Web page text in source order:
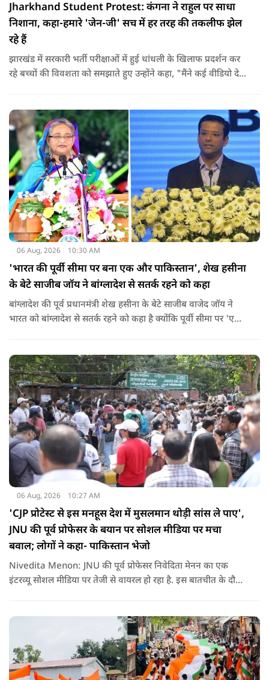
Jharkhand Student Protest: कंगना ने राहुल पर साधा
निशाना, कहा-हमारे 'जेन-जी' सच में हर तरह की तकलीफ झेल
रहे हैं
झारखंड में सरकारी भर्ती परीक्षाओं में हुई धांधली के खिलाफ प्रदर्शन कर
रहे बच्चों की विवशता को समझाते हुए उन्होंने कहा, "मैंने कई वीडियो देखे
यहां तक गंभीर हैं कि बच्चों के पास ऑनलाइन फूड नहीं जा पा रहा है. ऐसी
स्थिति में राहुल गांधी वहां नहीं पहुंच रहे हैं.
06 Aug, 2026 10:30 AM
'भारत की पूर्वी सीमा पर बना एक और पाकिस्तान', शेख हसीना
के बेटे साजीब जॉय ने बांग्लादेश से सतर्क रहने को कहा
बांग्लादेश की पूर्व प्रधानमंत्री शेख हसीना के बेटे साजीब वाजेद जॉय ने
भारत को बांग्लादेश से सतर्क रहने को कहा है क्योंकि पूर्वी सीमा पर 'एक
होना चाहिए.
06 Aug, 2026 10:27 AM
'CJP प्रोटेस्ट से इस मनहूस देश में मुसलमान थोड़ी सांस ले पाए',
JNU की पूर्व प्रोफेसर के बयान पर सोशल मीडिया पर मचा
बवाल; लोगों ने कहा- पाकिस्तान भेजो
Nivedita Menon: JNU की पूर्व प्रोफेसर निवेदिता मेनन का एक
इंटरव्यू सोशल मीडिया पर तेजी से वायरल हो रहा है. इस बातचीत के दौरान
ज्यादा विवाद खड़ा कर दिया.